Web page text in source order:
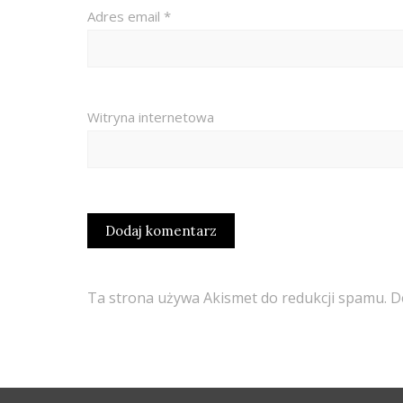
Adres email *
Witryna internetowa
Ta strona używa Akismet do redukcji spamu.